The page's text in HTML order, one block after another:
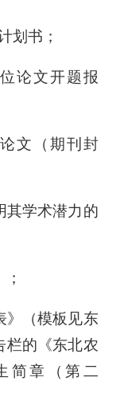
划书；
论文开题报
文（期刊封
其学术潜力的
》（模板见东
栏的《东北农
简章（第二